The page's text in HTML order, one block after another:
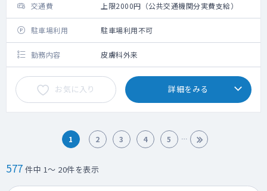
交通費 上限2000円（公共交通機関分実費支給）
駐車場利用 駐車場利用不可
勤務内容 皮膚科外来
お気に入り 詳細をみる
1 2 3 4 5
577 件中 1～ 20件を表示